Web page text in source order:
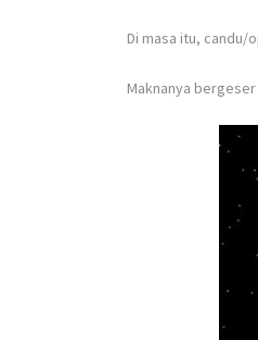
Di masa itu, candu/
Maknanya